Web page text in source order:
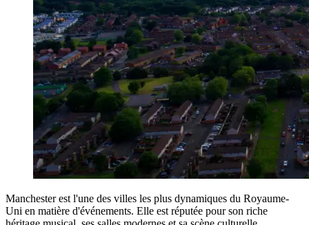
Manchester est l'une des villes les plus dynamiques du Royaume-
Uni en matière d'événements. Elle est réputée pour son riche